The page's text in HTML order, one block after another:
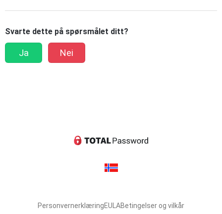
Svarte dette på spørsmålet ditt?
Ja Nei
PersonvernerklæringEULABetingelser og vilkår